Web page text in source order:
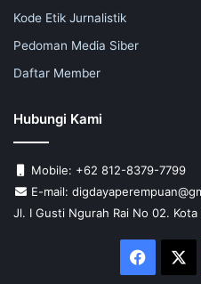
Kode Etik Jurnalistik
Pedoman Media Siber
Daftar Member
Hubungi Kami
Mobile: +62 812-8379-7799
E-mail:
Jl. I Gusti Ngurah Rai No 02. Kota